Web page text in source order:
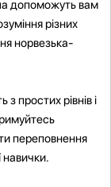
допоможуть вам
різних
норвезька-
простих рівнів і
переповнення
навички.